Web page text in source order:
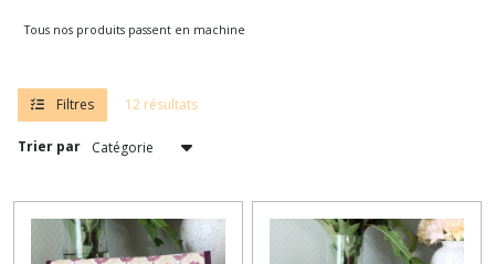
Tous nos produits passent en machine
Filtres 12 résultats
Trier par
gamelles
(6)
Afficher
résultats